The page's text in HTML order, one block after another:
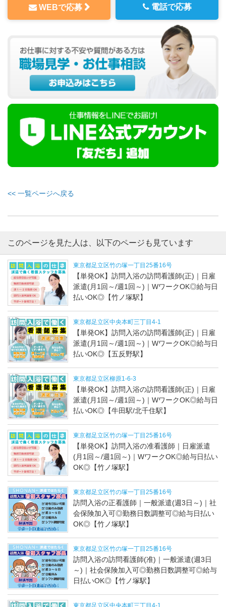
WEBで応募 電話で応募
<< 一覧ページへ戻る
このページを見た人は、以下のページも見ています
東京都足立区竹の塚一丁目25番16号
【単発OK】訪問入浴の訪問看護師(正)｜日雇
派遣(月1回～/週1回～)｜WワークOK◎給与日
払いOK◎【竹ノ塚駅】
東京都足立区中央本町三丁目4-1
【単発OK】訪問入浴の訪問看護師(正)｜日雇
派遣(月1回～/週1回～)｜WワークOK◎給与日
払いOK◎【五反野駅】
東京都足立区柳原1-6-3
【単発OK】訪問入浴の訪問看護師(正)｜日雇
派遣(月1回～/週1回～)｜WワークOK◎給与日
払いOK◎【牛田駅/北千住駅】
東京都足立区竹の塚一丁目25番16号
【単発OK】訪問入浴の准看護師｜日雇派遣
(月1回～/週1回～)｜WワークOK◎給与日払い
OK◎【竹ノ塚駅】
東京都足立区竹の塚一丁目25番16号
訪問入浴の正看護師｜一般派遣(週3日～)｜社
会保険加入可◎勤務日数調整可◎給与日払い
OK◎【竹ノ塚駅】
東京都足立区竹の塚一丁目25番16号
訪問入浴の訪問看護師(准)｜一般派遣(週3日
～)｜社会保険加入可◎勤務日数調整可◎給与
日払いOK◎【竹ノ塚駅】